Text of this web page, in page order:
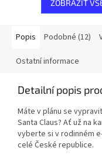
ZOBRAZIT
Popis Podobné (12)
Ostatní informace
Detailní popis
Máte v plánu se
Santa Claus? Ať už na
vyberte si v rodinném
celé České republice.